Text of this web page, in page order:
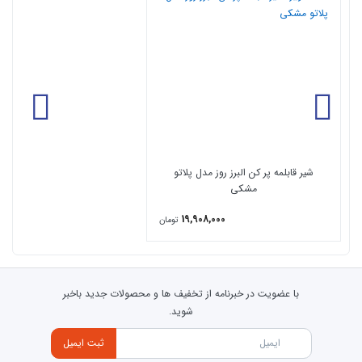
شیر قابلمه پر کن البرز روز مدل پلاتو
مشکی
19,908,000 تومان
با عضویت در خبرنامه از تخفیف ها و محصولات جدید باخبر
شوید.
ثبت ایمیل